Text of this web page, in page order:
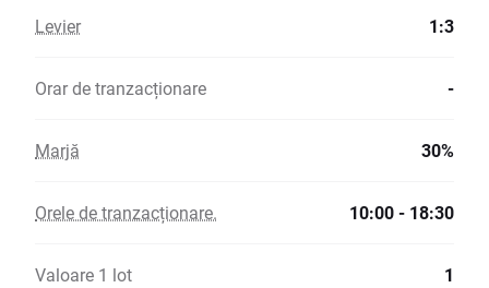
Levier 1:3
Orar de tranzacționare -
Marjă 30%
Orele de tranzacționare. 10:00 - 18:30
Valoare 1 lot 1